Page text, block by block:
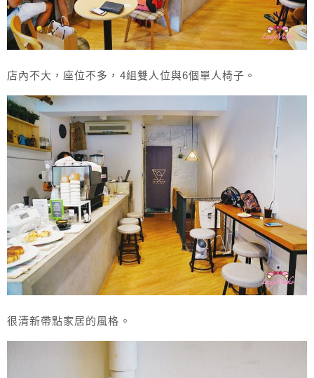
店內不大，座位不多，4組雙人位與6個單人椅子。
很清新帶點家居的風格。